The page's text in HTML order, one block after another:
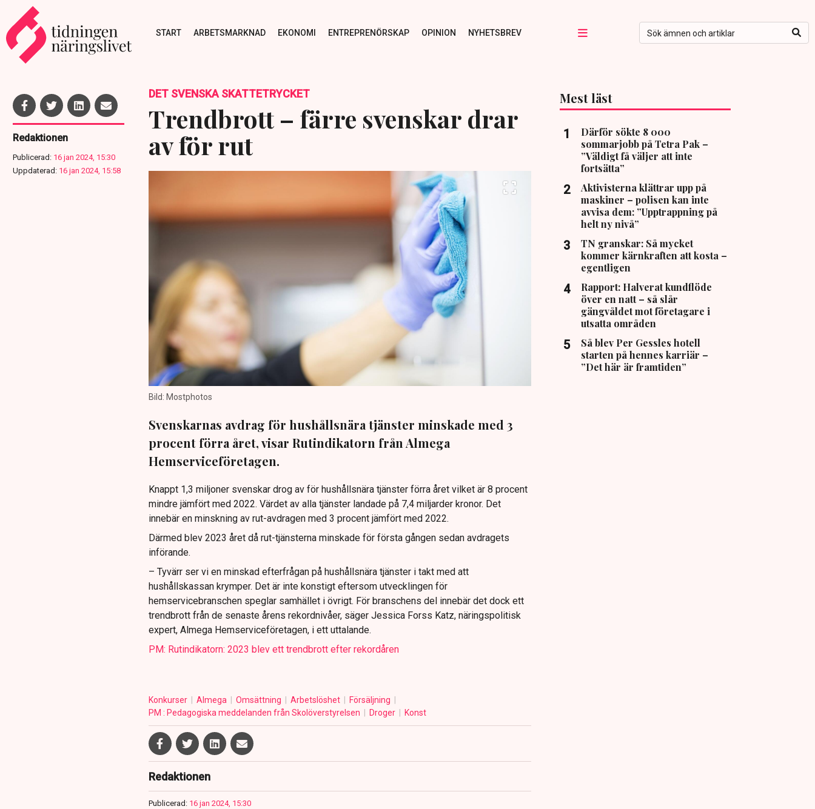
START ARBETSMARKNAD EKONOMI ENTREPRENÖRSKAP OPINION NYHETSBREV
Redaktionen
Publicerad: 16 jan 2024, 15:30
Uppdaterad: 16 jan 2024, 15:58
DET SVENSKA SKATTETRYCKET
Trendbrott – färre svenskar drar
av för rut
Bild: Mostphotos
Svenskarnas avdrag för hushållsnära tjänster minskade med 3
procent förra året, visar Rutindikatorn från Almega
Hemserviceföretagen.
Knappt 1,3 miljoner svenskar drog av för hushållsnära tjänster förra året vilket är 8 procent
mindre jämfört med 2022. Värdet av alla tjänster landade på 7,4 miljarder kronor. Det
innebär en minskning av rut-avdragen med 3 procent jämfört med 2022.
Därmed blev 2023 året då rut-tjänsterna minskade för första gången sedan avdragets
införande.
– Tyvärr ser vi en minskad efterfrågan på hushållsnära tjänster i takt med att
hushållskassan krymper. Det är inte konstigt eftersom utvecklingen för
hemservicebranschen speglar samhället i övrigt. För branschens del innebär det dock ett
trendbrott från de senaste årens rekordnivåer, säger Jessica Forss Katz, näringspolitisk
expert, Almega Hemserviceföretagen, i ett uttalande.
PM: Rutindikatorn: 2023 blev ett trendbrott efter rekordåren
Konkurser Almega Omsättning Arbetslöshet
Försäljning
PM : Pedagogiska meddelanden från Skolöverstyrelsen
Droger Konst
Redaktionen
Publicerad: 16 jan 2024, 15:30
Mest läst
Därför sökte 8 000
sommarjobb på Tetra Pak –
”Väldigt få väljer att inte
fortsätta”
Aktivisterna klättrar upp på
maskiner – polisen kan inte
avvisa dem: ”Upptrappning på
helt ny nivå”
TN granskar: Så mycket
kommer kärnkraften att kosta –
egentligen
Rapport: Halverat kundflöde
över en natt – så slår
gängvåldet mot företagare i
utsatta områden
Så blev Per Gessles hotell
starten på hennes karriär –
”Det här är framtiden”